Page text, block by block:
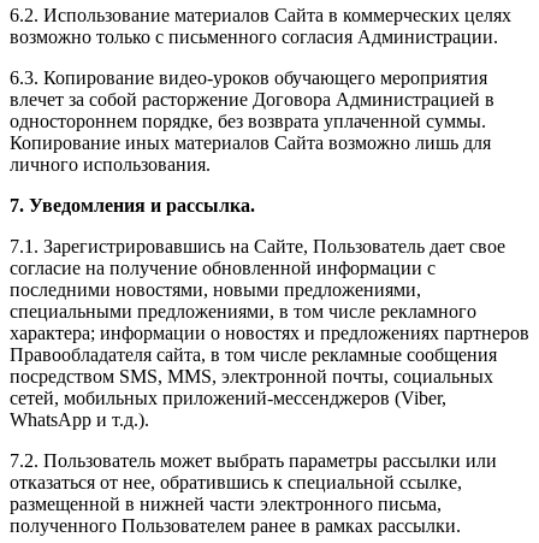
6.2. Использование материалов Сайта в коммерческих целях
возможно только с письменного согласия Администрации.
6.3. Копирование видео-уроков обучающего мероприятия
влечет за собой расторжение Договора Администрацией в
одностороннем порядке, без возврата уплаченной суммы.
Копирование иных материалов Сайта возможно лишь для
личного использования.
7. Уведомления и рассылка.
7.1. Зарегистрировавшись на Сайте, Пользователь дает свое
согласие на получение обновленной информации с
последними новостями, новыми предложениями,
специальными предложениями, в том числе рекламного
характера; информации о новостях и предложениях партнеров
Правообладателя сайта, в том числе рекламные сообщения
посредством SMS, MMS, электронной почты, социальных
сетей, мобильных приложений-мессенджеров (Viber,
WhatsApp и т.д.).
7.2. Пользователь может выбрать параметры рассылки или
отказаться от нее, обратившись к специальной ссылке,
размещенной в нижней части электронного письма,
полученного Пользователем ранее в рамках рассылки.